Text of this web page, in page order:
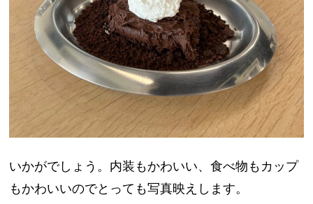
いかがでしょう。内装もかわいい、食べ物もカップ
もかわいいのでとっても写真映えします。